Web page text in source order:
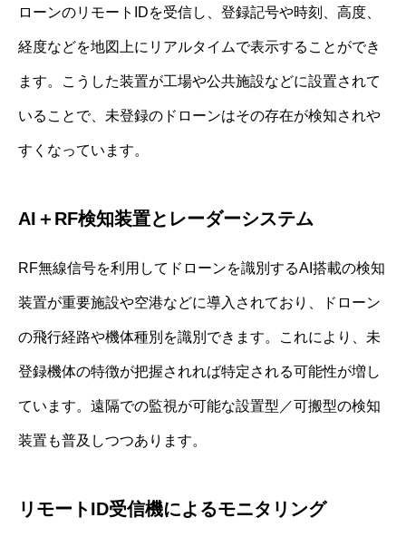
ローンのリモートIDを受信し、登録記号や時刻、高度、
経度などを地図上にリアルタイムで表示することができ
ます。こうした装置が工場や公共施設などに設置されて
いることで、未登録のドローンはその存在が検知されや
すくなっています。
AI＋RF検知装置とレーダーシステム
RF無線信号を利用してドローンを識別するAI搭載の検知
装置が重要施設や空港などに導入されており、ドローン
の飛行経路や機体種別を識別できます。これにより、未
登録機体の特徴が把握されれば特定される可能性が増し
ています。遠隔での監視が可能な設置型／可搬型の検知
装置も普及しつつあります。
リモートID受信機によるモニタリング